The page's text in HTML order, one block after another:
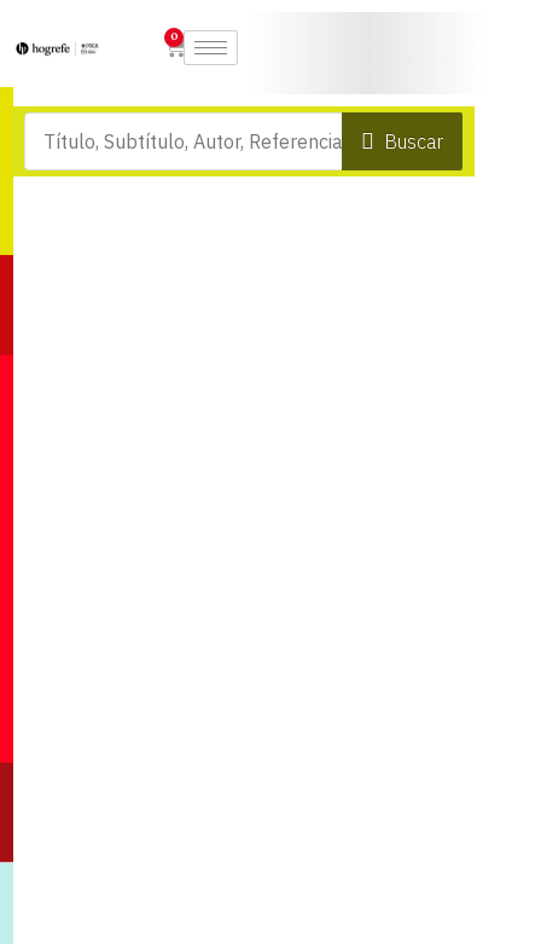
0
Buscar